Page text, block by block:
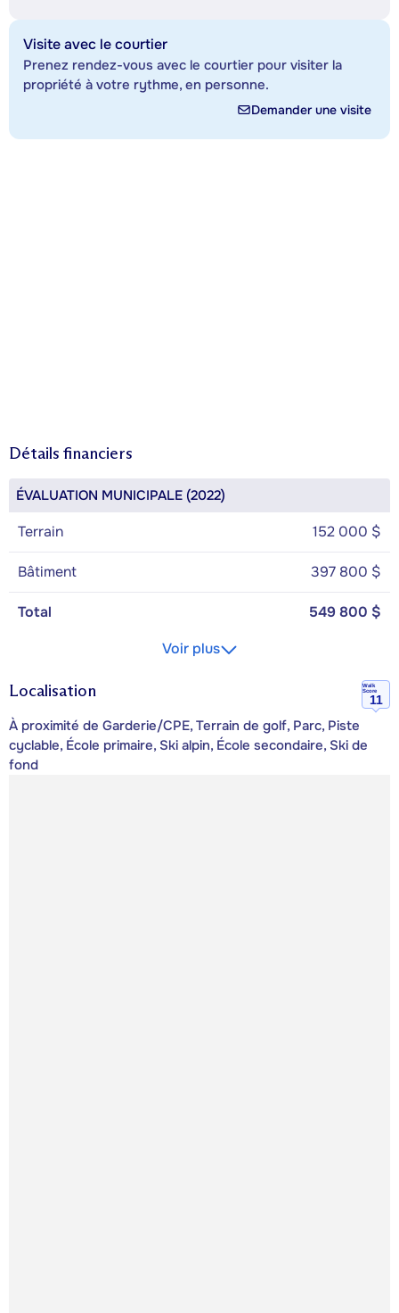
Visite avec le courtier
Prenez rendez-vous avec le courtier pour visiter la
propriété à votre rythme, en personne.
Demander une visite
Détails financiers
ÉVALUATION MUNICIPALE (2022)
Terrain 152 000 $
Bâtiment 397 800 $
Total
549 800 $
Voir plus
Localisation
Walk
Score
11
À proximité de Garderie/CPE, Terrain de golf, Parc, Piste
cyclable, École primaire, Ski alpin, École secondaire, Ski de
fond